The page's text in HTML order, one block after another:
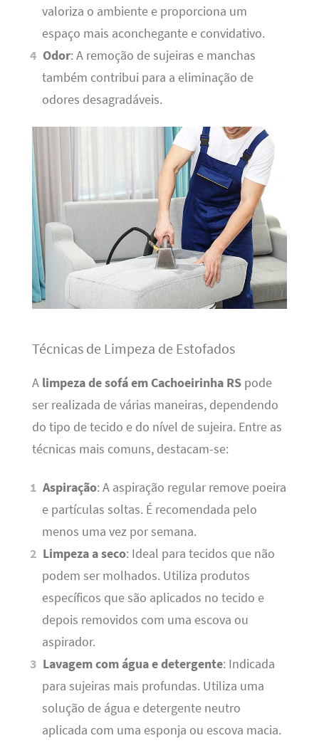
valoriza o ambiente e proporciona um
espaço mais aconchegante e convidativo.
Odor: A remoção de sujeiras e manchas
também contribui para a eliminação de
odores desagradáveis.
Técnicas de Limpeza de Estofados
A limpeza de sofá em Cachoeirinha RSpode
ser realizada de várias maneiras, dependendo
do tipo de tecido e do nível de sujeira. Entre as
técnicas mais comuns, destacam-se:
Aspiração: A aspiração regular remove poeira
e partículas soltas. É recomendada pelo
menos uma vez por semana.
Limpeza a seco: Ideal para tecidos que não
podem ser molhados. Utiliza produtos
específicos que são aplicados no tecido e
depois removidos com uma escova ou
aspirador.
Lavagem com água e detergente: Indicada
para sujeiras mais profundas. Utiliza uma
solução de água e detergente neutro
aplicada com uma esponja ou escova macia.